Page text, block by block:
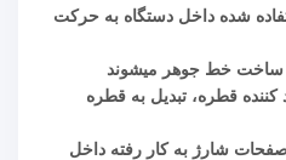
شده داخل دستگاه به حرکت
ساخت خط جوهر میشوند
قطره، تبدیل به قطره
شارژ به کار رفته داخل